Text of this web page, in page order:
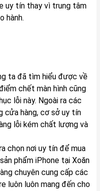
uy tín thay vì trung tâm
hành.
ta đã tìm hiểu được về
chết màn hình cũng
lỗi này. Ngoài ra các
cửa hàng, cơ sở uy tín
lỗi kém chất lượng và
chọn nơi uy tín để mua
phẩm iPhonetại Xoăn
chuyên cung cấp các
luôn luôn mang đến cho